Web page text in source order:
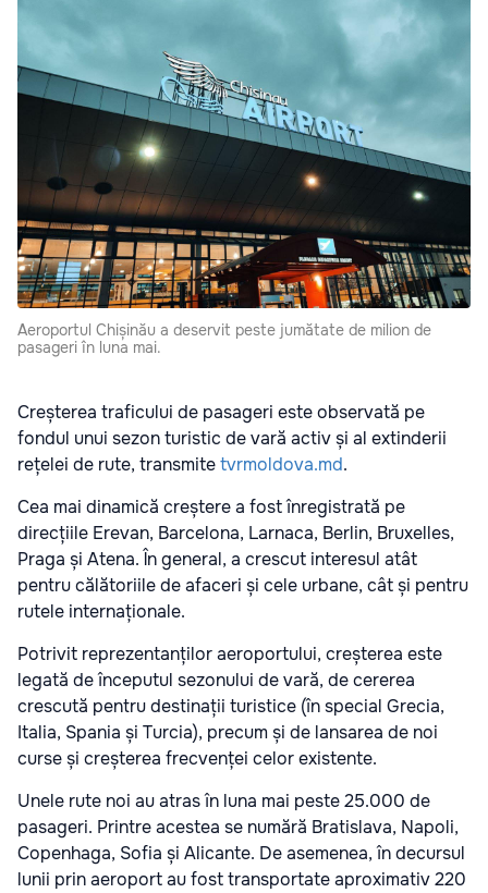
Aeroportul Chișinău a deservit peste jumătate de milion de
pasageri în luna mai.
Creșterea traficului de pasageri este observată pe
fondul unui sezon turistic de vară activ și al extinderii
rețelei de rute, transmitetvrmoldova.md.
Cea mai dinamică creștere a fost înregistrată pe
direcțiile Erevan, Barcelona, Larnaca, Berlin, Bruxelles,
Praga și Atena. În general, a crescut interesul atât
pentru călătoriile de afaceri și cele urbane, cât și pentru
rutele internaționale.
Potrivit reprezentanților aeroportului, creșterea este
legată de începutul sezonului de vară, de cererea
crescută pentru destinații turistice (în special Grecia,
Italia, Spania și Turcia), precum și de lansarea de noi
curse și creșterea frecvenței celor existente.
Unele rute noi au atras în luna mai peste 25.000 de
pasageri. Printre acestea se numără Bratislava, Napoli,
Copenhaga, Sofia și Alicante. De asemenea, în decursul
lunii prin aeroport au fost transportate aproximativ 220